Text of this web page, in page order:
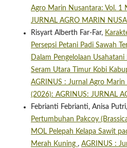
Agro Marin Nusantara: Vol. 1
JURNAL AGRO MARIN
Risyart Alberth Far-Far,
Persepsi Petani Padi Sawah
Dalam Pengelolaan
Seram Utara Timur Kobi
AGRINUS : Jurnal Agro
(2026): AGRINUS: JURNAL
Febrianti Febrianti, Anisa
Pertumbuhan Pakcoy
MOL Pelepah Kelapa Sawit
Merah Kuning , AGRINUS :